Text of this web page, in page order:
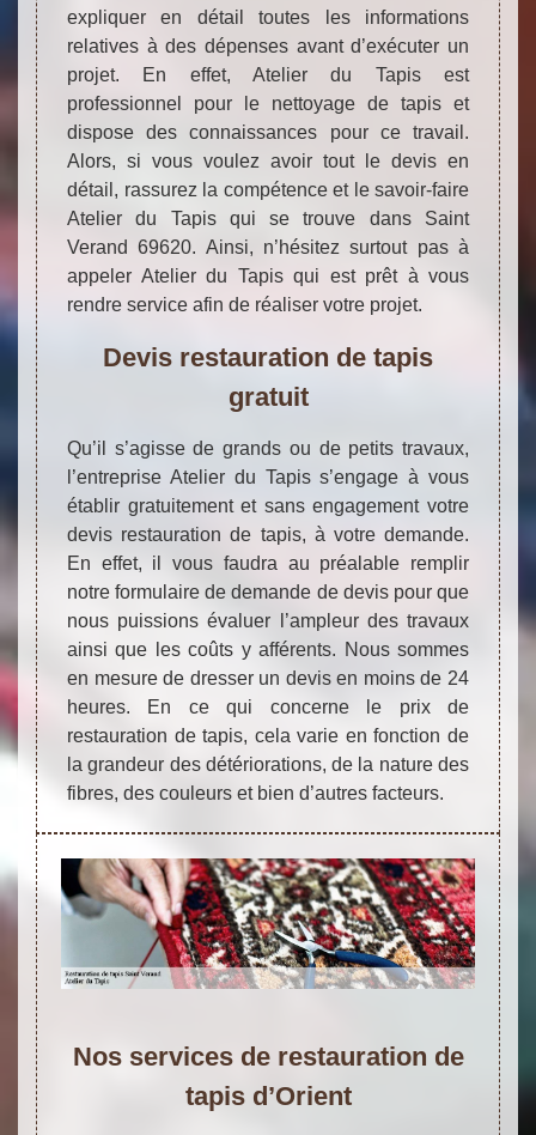
expliquer en détail toutes les informations
relatives à des dépenses avant d’exécuter un
projet. En effet, Atelier du Tapis est
professionnel pour le nettoyage de tapis et
dispose des connaissances pour ce travail.
Alors, si vous voulez avoir tout le devis en
détail, rassurez la compétence et le savoir-faire
Atelier du Tapis qui se trouve dans Saint
Verand 69620. Ainsi, n’hésitez surtout pas à
appeler Atelier du Tapis qui est prêt à vous
rendre service afin de réaliser votre projet.
Devis restauration de tapis
gratuit
Qu’il s’agisse de grands ou de petits travaux,
l’entreprise Atelier du Tapis s’engage à vous
établir gratuitement et sans engagement votre
devis restauration de tapis, à votre demande.
En effet, il vous faudra au préalable remplir
notre formulaire de demande de devis pour que
nous puissions évaluer l’ampleur des travaux
ainsi que les coûts y afférents. Nous sommes
en mesure de dresser un devis en moins de 24
heures. En ce qui concerne le prix de
restauration de tapis, cela varie en fonction de
la grandeur des détériorations, de la nature des
fibres, des couleurs et bien d’autres facteurs.
Nos services de restauration de
tapis d’Orient